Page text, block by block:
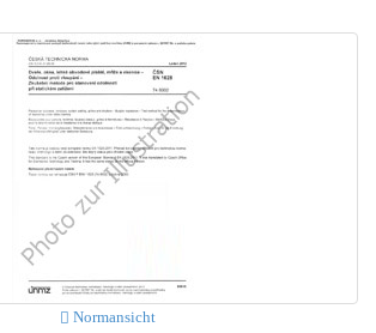
Normansicht